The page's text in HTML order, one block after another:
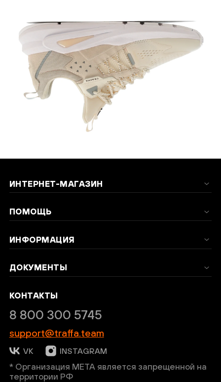
ИНТЕРНЕТ-МАГАЗИН
ПОМОЩЬ
ИНФОРМАЦИЯ
ДОКУМЕНТЫ
КОНТАКТЫ
8 800 300 5745
support@traffa.team
VK INSTAGRAM
* Организация META является запрещенной на
территории РФ